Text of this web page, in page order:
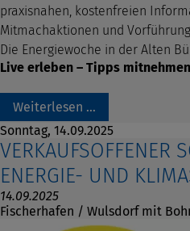
praxisnahen, kostenfreien
Mitmachaktionen und
Die Energiewoche in der Alten
Live erleben – Tipps
Weiterlesen …
Sonntag, 14.09.2025
VERKAUFSOFFENER
ENERGIE- UND
14.09.2025
Fischerhafen / Wulsdorf mit